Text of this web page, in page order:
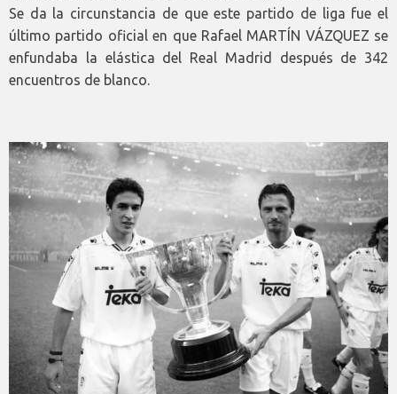
Se da la circunstancia de que este partido de liga fue el
último partido oficial en que Rafael MARTÍN VÁZQUEZ se
enfundaba la elástica del Real Madrid después de 342
encuentros de blanco.